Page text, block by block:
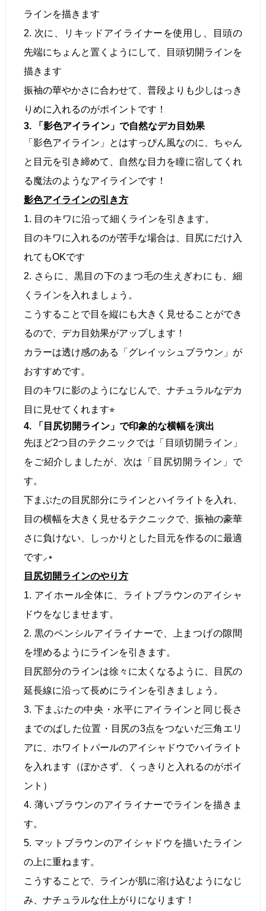
ラインを描きます
2. 次に、リキッドアイライナーを使用し、目頭の
先端にちょんと置くようにして、目頭切開ラインを
描きます
振袖の華やかさに合わせて、普段よりも少しはっき
りめに入れるのがポイントです！
3. 「影色アイライン」で自然なデカ目効果
「影色アイライン」とはすっぴん風なのに、ちゃん
と目元を引き締めて、自然な目力を瞳に宿してくれ
る魔法のようなアイラインです！
影色アイラインの引き方
1. 目のキワに沿って細くラインを引きます。
目のキワに入れるのが苦手な場合は、目尻にだけ入
れてもOKです
2. さらに、黒目の下のまつ毛の生えぎわにも、細
くラインを入れましょう。
こうすることで目を縦にも大きく見せることができ
るので、デカ目効果がアップします！
カラーは透け感のある「グレイッシュブラウン」が
おすすめです。
目のキワに影のようになじんで、ナチュラルなデカ
目に見せてくれます⭐︎
4. 「目尻切開ライン」で印象的な横幅を演出
先ほど2つ目のテクニックでは「目頭切開ライン」
をご紹介しましたが、次は「目尻切開ライン」で
す。
下まぶたの目尻部分にラインとハイライトを入れ、
目の横幅を大きく見せるテクニックで、振袖の豪華
さに負けない、しっかりとした目元を作るのに最適
です⸝⋆
目尻切開ラインのやり方
1. アイホール全体に、ライトブラウンのアイシャ
ドウをなじませます。
2. 黒のペンシルアイライナーで、上まつげの隙間
を埋めるようにラインを引きます。
目尻部分のラインは徐々に太くなるように、目尻の
延長線に沿って長めにラインを引きましょう。
3. 下まぶたの中央・水平にアイラインと同じ長さ
までのばした位置・目尻の3点をつないだ三角エリ
アに、ホワイトパールのアイシャドウでハイライト
を入れます（ぼかさず、くっきりと入れるのがポイ
ント）
4. 薄いブラウンのアイライナーでラインを描きま
す。
5. マットブラウンのアイシャドウを描いたライン
の上に重ねます。
こうすることで、ラインが肌に溶け込むようになじ
み、ナチュラルな仕上がりになります！